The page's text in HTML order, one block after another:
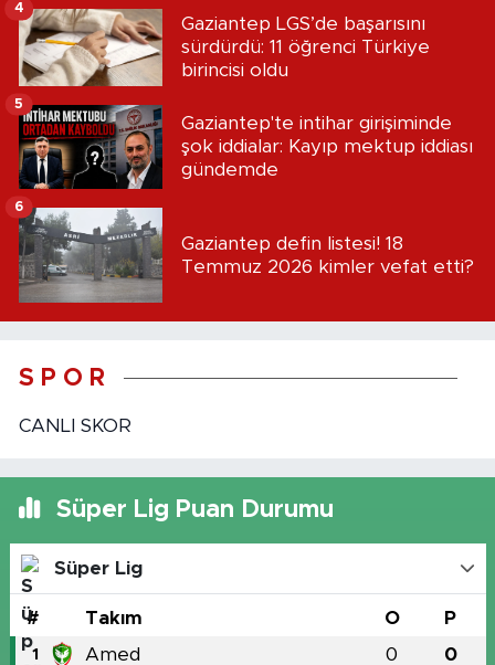
Gaziantep LGS’de başarısını
sürdürdü: 11 öğrenci Türkiye
birincisi oldu
4
Gaziantep'te intihar girişiminde
şok iddialar: Kayıp mektup iddiası
gündemde
5
Gaziantep defin listesi! 18
Temmuz 2026 kimler vefat etti?
6
S P O R
CANLI SKOR
Süper Lig Puan Durumu
Süper Lig
# Takım O P
1 Amed 0 0